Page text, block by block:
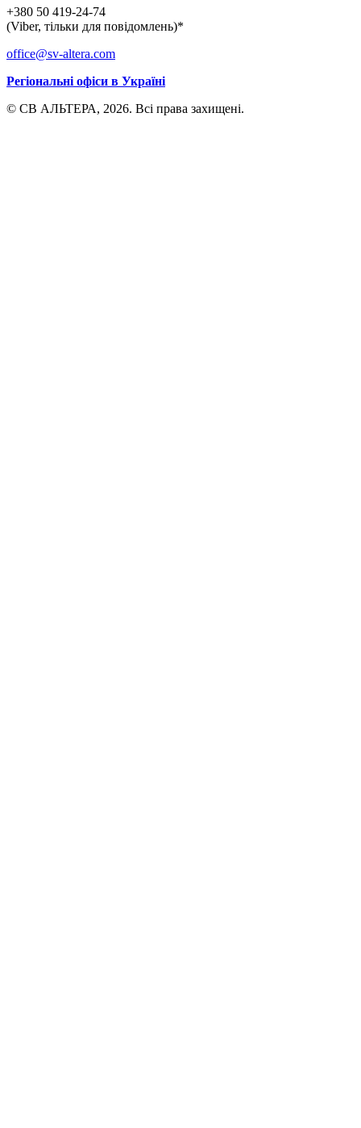
+380 50 419-24-74
(Viber, тільки для повідомлень)*
office@sv-altera.com
Регіональні офіси в Україні
© СВ АЛЬТЕРА, 2026. Всі права захищені.